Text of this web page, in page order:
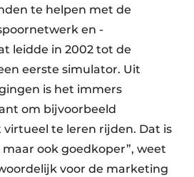
te helpen met de
en -
leidde in 2002 tot de
eerste simulator. Uit
is het immers
om bijvoorbeeld
te leren rijden. Dat is
ook goedkoper”, weet
voor de marketing